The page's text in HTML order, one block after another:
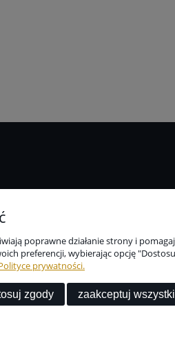
od umowy kupna (formularz)
poprawne działanie strony i
preferencji, wybierając opcję
prywatności.
zgody zaakceptuj